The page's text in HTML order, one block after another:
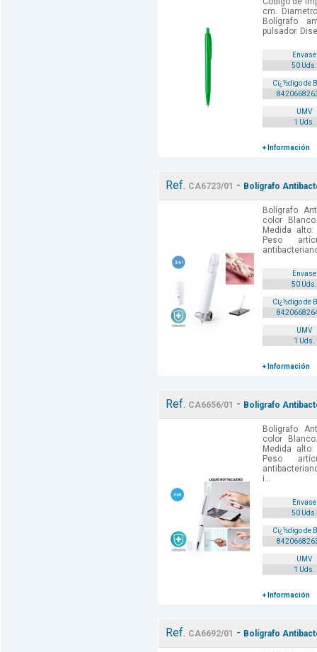
cm.
Bolígrafo
pulsador.
Envase
50 Uds.
Cï¿½digo de
UMV
1 Uds.
+ Información
Ref. CA6723/01 - Bolígrafo
Bolígrafo
color
Medida
Peso
Envase
50 Uds.
Cï¿½digo de
UMV
1 Uds.
+ Información
Ref. CA6656/01 - Bolígrafo
Bolígrafo
color
Medida
Peso
i...
Envase
50 Uds.
Cï¿½digo de
UMV
1 Uds.
+ Información
Ref. CA6692/01 - Bolígrafo